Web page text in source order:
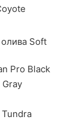
Soft
Pro Black
Gray
Tundra